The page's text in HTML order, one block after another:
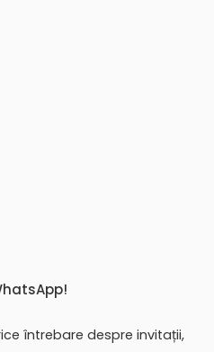
întrebare despre invitații,